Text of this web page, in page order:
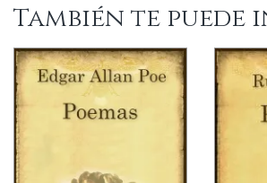
También te puede